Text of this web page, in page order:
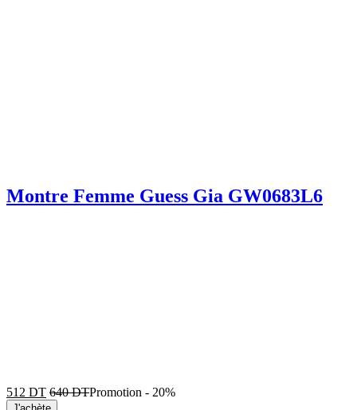
Montre Femme Guess Gia GW0683L6
512 DT 640DTPromotion - 20%